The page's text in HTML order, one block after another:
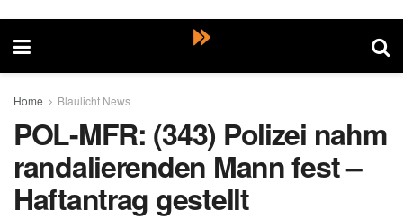
Home Blaulicht News
POL-MFR: (343) Polizei nahm
randalierenden Mann fest –
Haftantrag gestellt